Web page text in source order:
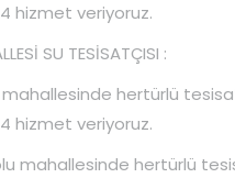
hizmet veriyoruz.
SU TESİSATÇISI :
hertürlü
hizmet veriyoruz.
mahallesinde hertürlü